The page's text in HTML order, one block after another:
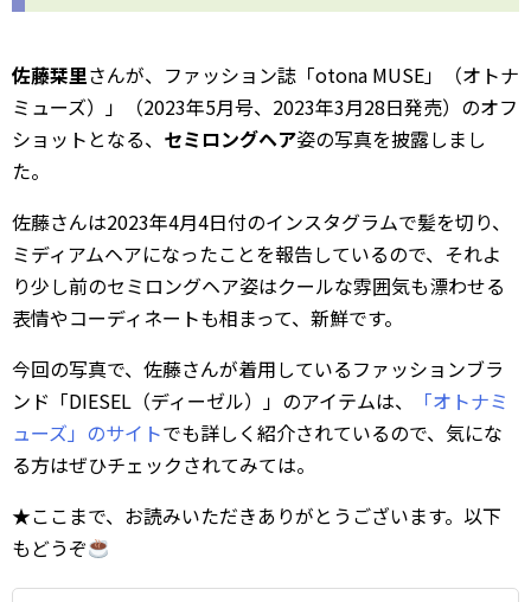
佐藤栞里さんが、ファッション誌「otona MUSE」（オトナ
ミューズ）」（2023年5月号、2023年3月28日発売）のオフ
ショットとなる、 セミロングヘア姿の写真を披露しまし
た。
佐藤さんは2023年4月4日付のインスタグラムで髪を切り、
ミディアムヘアになったことを報告しているので、それよ
り少し前のセミロングヘア姿はクールな雰囲気も漂わせる
表情やコーディネートも相まって、新鮮です。
今回の写真で、佐藤さんが着用しているファッションブラ
ンド「DIESEL（ディーゼル）」のアイテムは、
「オトナミ
ューズ」のサイトでも詳しく紹介されているので、気にな
る方はぜひチェックされてみては。
★ここまで、お読みいただきありがとうございます。以下
もどうぞ